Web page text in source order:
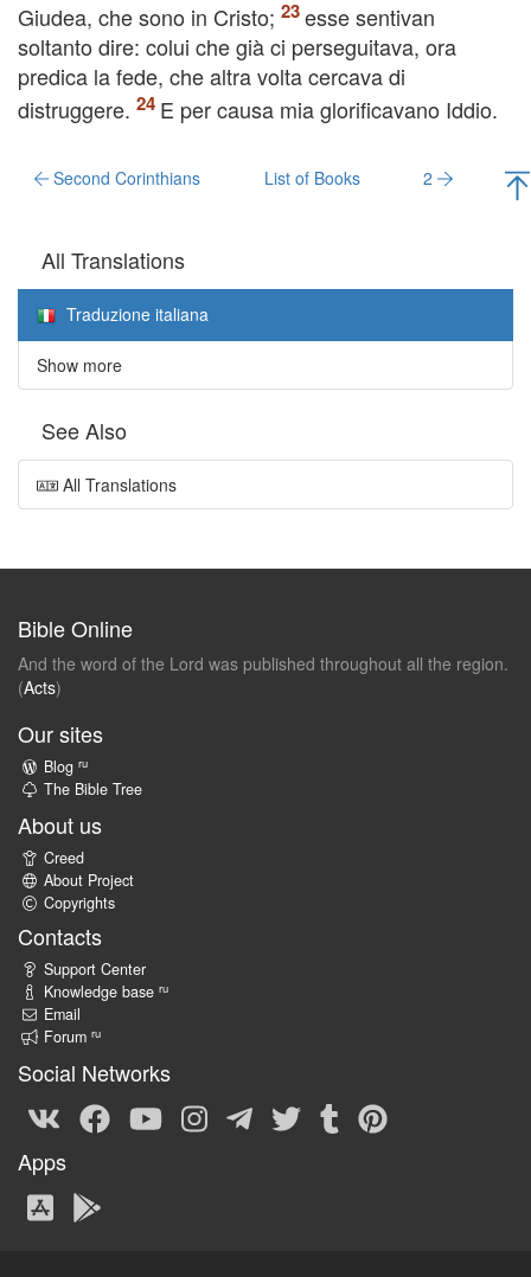
Giudea, che sono in Cristo;
esse sentivan
soltanto dire: colui che già ci perseguitava, ora
predica la fede, che altra volta cercava di
distruggere.
E per causa mia glorificavano Iddio.
Second Corinthians List of Books 2
All Translations
Traduzione italiana
Show more
See Also
All Translations
Bible Online
And the word of the Lord was published throughout all the region.
(Acts)
Our sites
Blog ru
The Bible Tree
About us
Creed
About Project
Copyrights
Contacts
Support Center
Knowledge base ru
Email
Forum ru
Social Networks
Apps